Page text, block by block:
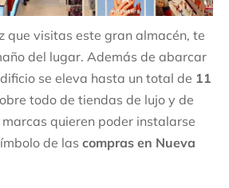
que visitas este gran almacén, te
del lugar. Además de abarcar
se eleva hasta un total de 11
todo de tiendas de lujo y de
quieren poder instalarse
de las compras en Nueva